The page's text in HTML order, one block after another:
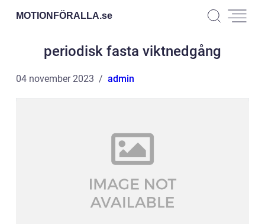
MOTIONFÖRALLA.se
periodisk fasta viktnedgång
04 november 2023 admin